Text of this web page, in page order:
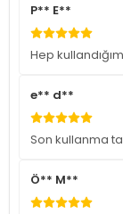
P** E**
Hep
e** d**
Son kullanma
Ö** M**